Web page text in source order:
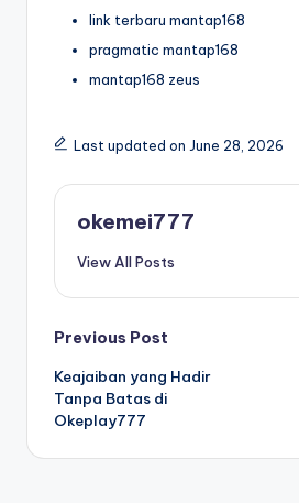
link terbaru mantap168
pragmatic mantap168
mantap168 zeus
Last updated on June 28, 2026
okemei777
View All Posts
Post
navigation
Previous Post
Keajaiban yang Hadir
Tanpa Batas di
Okeplay777